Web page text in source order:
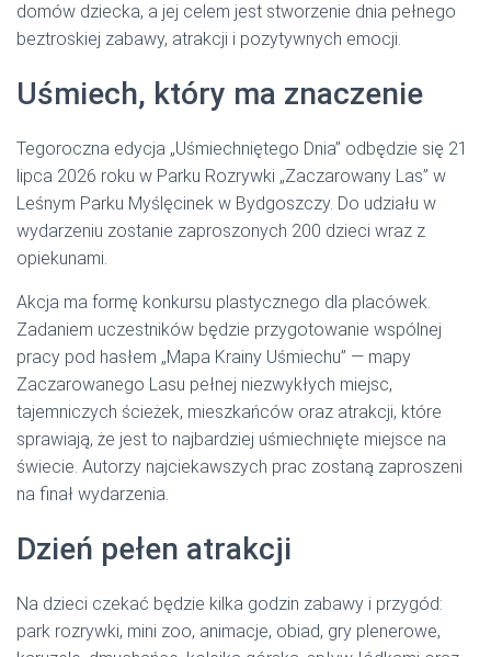
domów dziecka, a jej celem jest stworzenie dnia pełnego
beztroskiej zabawy, atrakcji i pozytywnych emocji.
Uśmiech, który ma znaczenie
Tegoroczna edycja „Uśmiechniętego Dnia” odbędzie się 21
lipca 2026 roku w Parku Rozrywki „Zaczarowany Las” w
Leśnym Parku Myślęcinek w Bydgoszczy. Do udziału w
wydarzeniu zostanie zaproszonych 200 dzieci wraz z
opiekunami.
Akcja ma formę konkursu plastycznego dla placówek.
Zadaniem uczestników będzie przygotowanie wspólnej
pracy pod hasłem „Mapa Krainy Uśmiechu” — mapy
Zaczarowanego Lasu pełnej niezwykłych miejsc,
tajemniczych ścieżek, mieszkańców oraz atrakcji, które
sprawiają, że jest to najbardziej uśmiechnięte miejsce na
świecie. Autorzy najciekawszych prac zostaną zaproszeni
na finał wydarzenia.
Dzień pełen atrakcji
Na dzieci czekać będzie kilka godzin zabawy i przygód:
park rozrywki, mini zoo, animacje, obiad, gry plenerowe,